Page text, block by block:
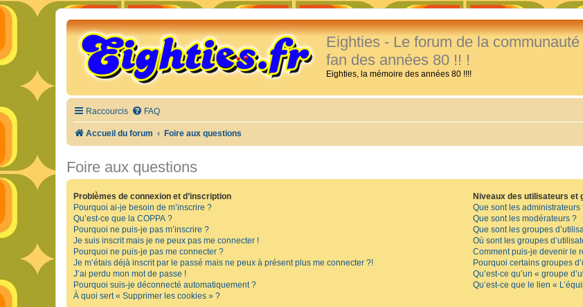
Eighties - Le forum de la communauté
fan des années 80 !! !
Eighties, la mémoire des années 80 !!!!
Raccourcis FAQ
Accueil du forum Foire aux questions
Foire aux questions
Problèmes de connexion et d’inscription
Pourquoi ai-je besoin de m’inscrire ?
Qu’est-ce que la COPPA ?
Pourquoi ne puis-je pas m’inscrire ?
Je suis inscrit mais je ne peux pas me connecter !
Pourquoi ne puis-je pas me connecter ?
Je m’étais déjà inscrit par le passé mais ne peux à présent plus me connecter ?!
J’ai perdu mon mot de passe !
Pourquoi suis-je déconnecté automatiquement ?
À quoi sert « Supprimer les cookies » ?
Niveaux des utilisateurs et
Que sont les administrateurs
Que sont les modérateurs ?
Que sont les groupes
Où sont les groupes
Comment puis-je devenir le
Pourquoi certains groupes
Qu’est-ce qu’un « groupe
Qu’est-ce que le lien «